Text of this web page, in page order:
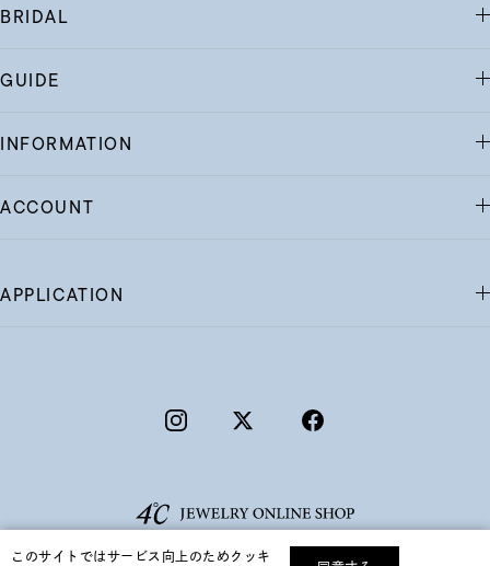
BRIDAL
GUIDE
INFORMATION
ACCOUNT
APPLICATION
このサイトではサービス向上のためクッキ